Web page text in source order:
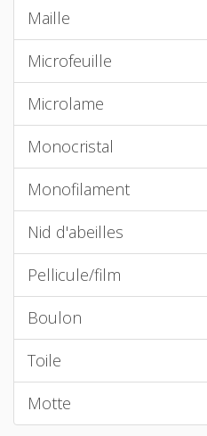
Maille
Microfeuille
Microlame
Monocristal
Monofilament
Nid d'abeilles
Pellicule/film
Boulon
Toile
Motte